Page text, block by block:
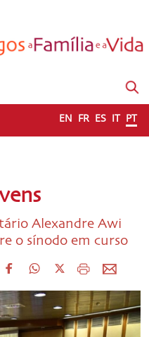
EN FR ES IT PT
Alexandre Awi
o sínodo em curso